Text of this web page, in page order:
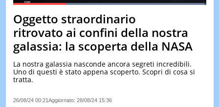
TEST
PauseUnmute
Loaded:99.14%
Oggetto straordinario
ritrovato ai confini della nostra
galassia: la scoperta della NASA
La nostra galassia nasconde ancora segreti incredibili.
Uno di questi è stato appena scoperto. Scopri di cosa si
tratta.
26/08/24 00:21 Aggiornato: 28/08/24 15:36